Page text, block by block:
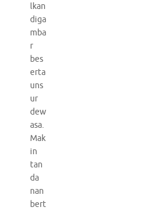
lkan
diga
mba
r
bes
erta
uns
ur
dew
asa.
Mak
in
tan
da
nan
bert